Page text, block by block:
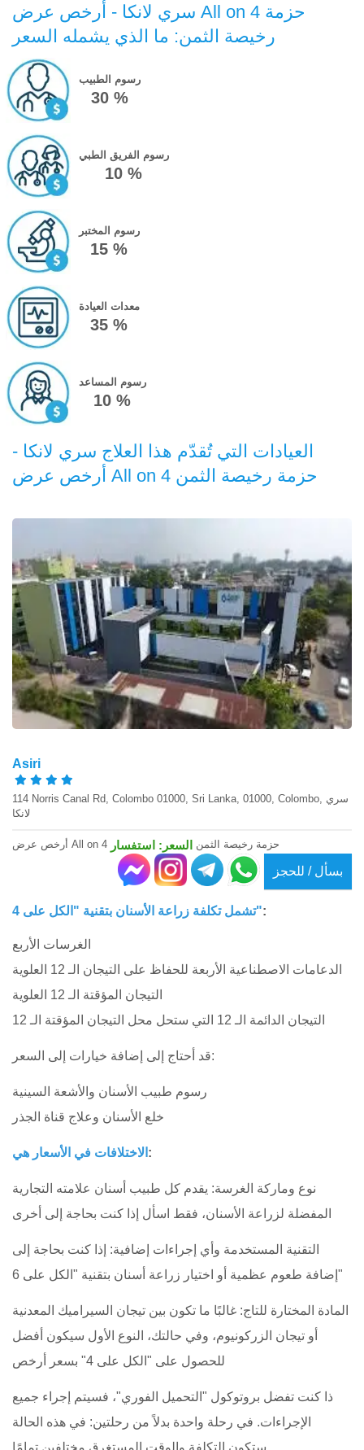
سري لانكا - أرخص عرض All on 4 حزمة
رخيصة الثمن: ما الذي يشمله السعر
رسوم الطبيب
30 %
رسوم الفريق الطبي
10 %
رسوم المختبر
15 %
معدات العيادة
35 %
رسوم المساعد
10 %
العيادات التي تُقدّم هذا العلاج سري لانكا -
أرخص عرض All on 4 حزمة رخيصة الثمن
Asiri
114 Norris Canal Rd, Colombo 01000, Sri Lanka, 01000, Colombo, سري
لانكا
أرخص عرض All on 4 حزمة رخيصة الثمن
السعر: استفسار
بسأل / للحجز
تشملتكلفة زراعة الأسنان بتقنية "الكل على 4":
الغرسات الأربع
الدعامات الاصطناعية الأربعة للحفاظ على التيجان الـ 12 العلوية
التيجان المؤقتة الـ 12 العلوية
التيجان الدائمة الـ 12 التي ستحل محل التيجان المؤقتة الـ 12
قد أحتاج إلى إضافة خيارات إلى السعر:
رسوم طبيب الأسنان والأشعة السينية
خلع الأسنان وعلاج قناة الجذر
الاختلافات في الأسعار هي :
نوع وماركة الغرسة: يقدم كل طبيب أسنان علامته التجارية
المفضلة لزراعة الأسنان، فقط اسأل إذا كنت بحاجة إلى أخرى
التقنية المستخدمة وأي إجراءات إضافية: إذا كنت بحاجة إلى
إضافة طعوم عظمية أو اختيار زراعة أسنان بتقنية "الكل على 6"
المادة المختارة للتاج: غالبًا ما تكون بين تيجان السيراميك المعدنية
أو تيجان الزركونيوم، وفي حالتك، النوع الأول سيكون أفضل
للحصول على "الكل على 4" بسعر أرخص
ذا كنت تفضل بروتوكول "التحميل الفوري"، فسيتم إجراء جميع
الإجراءات. في رحلة واحدة بدلاً من رحلتين: في هذه الحالة
ستكون التكلفة والوقت المستغرق مختلفين تمامًا